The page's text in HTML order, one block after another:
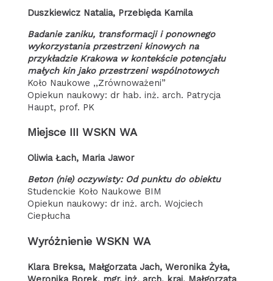
Duszkiewicz Natalia, Przebięda Kamila
Badanie zaniku, transformacji i ponownego
wykorzystania przestrzeni kinowych na
przykładzie Krakowa w kontekście potencjału
małych kin jako przestrzeni wspólnotowych
Koło Naukowe ,,Zrównoważeni”
Opiekun naukowy: dr hab. inż. arch. Patrycja
Haupt, prof. PK
Miejsce III WSKN WA
Oliwia Łach, Maria Jawor
Beton (nie) oczywisty: Od punktu do obiektu
Studenckie Koło Naukowe BIM
Opiekun naukowy: dr inż. arch. Wojciech
Ciepłucha
Wyróżnienie WSKN WA
Klara Breksa, Małgorzata Jach, Weronika Żyła,